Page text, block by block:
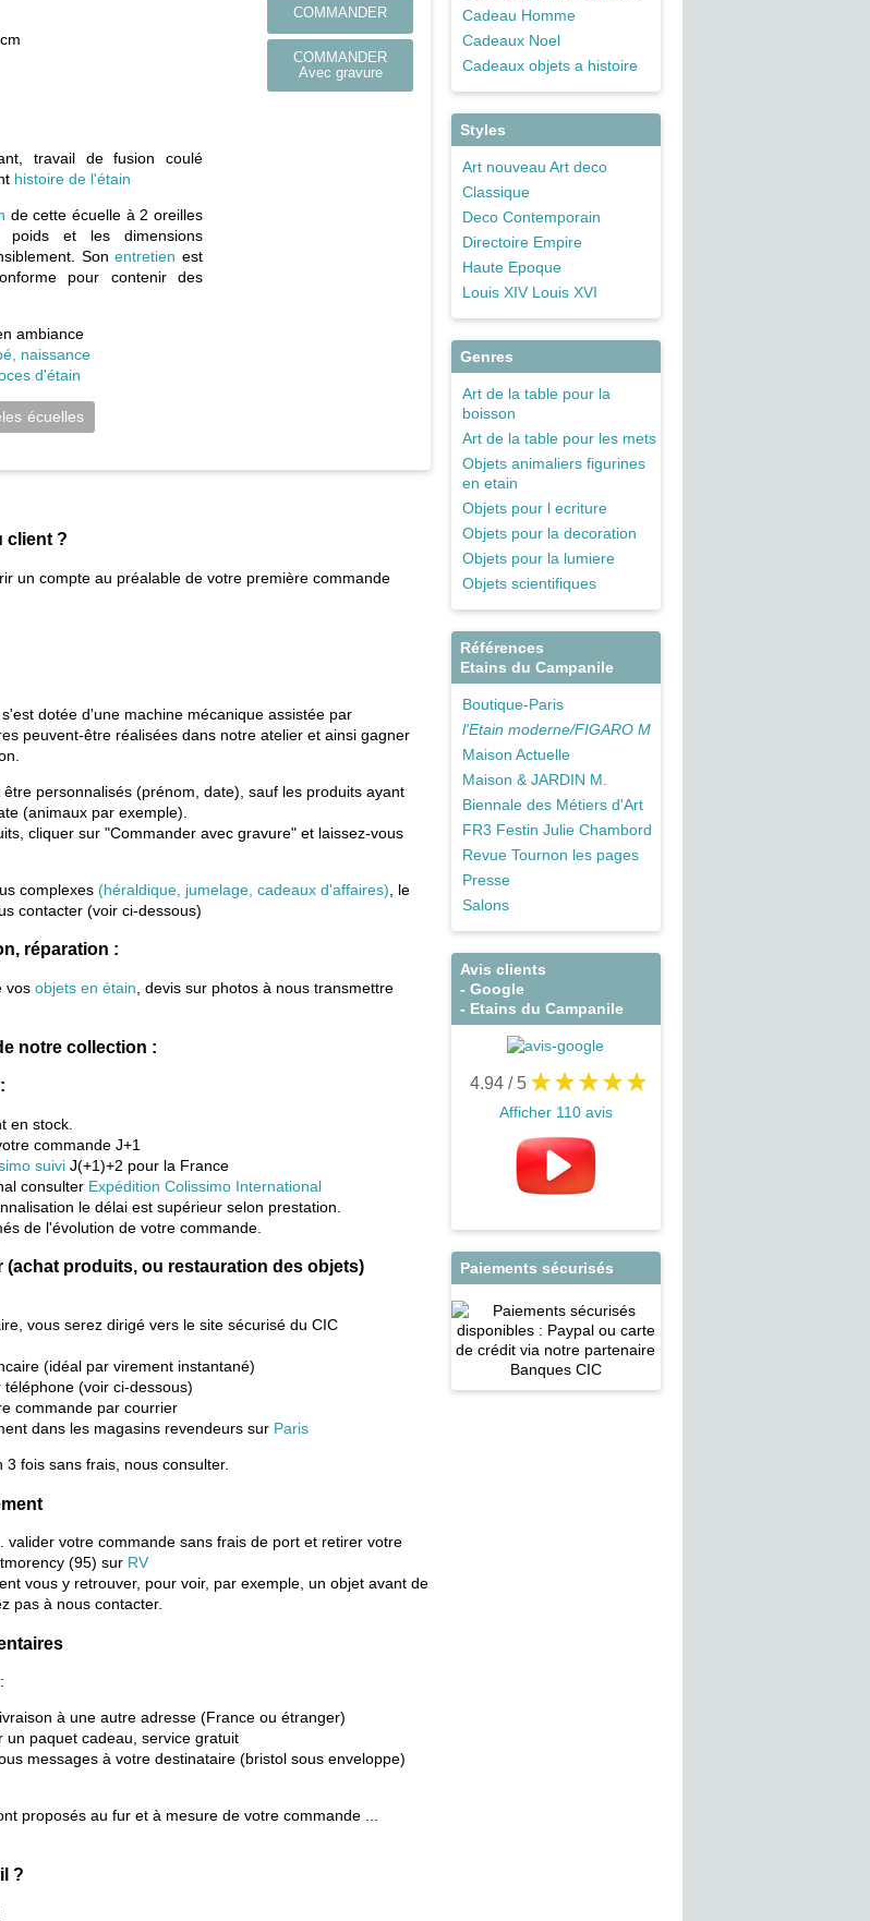
COMMANDER
COMMANDER
Avec gravure
travail de fusion coulé
histoire de l'étain
de cette écuelle à 2 oreilles
et les dimensions
Sonentretien est
pour contenir des
ambiance
naissance
d'étain
écuelles
client ?
un compte au préalable de votre première commande
dotée d'une machine mécanique assistée par
peuvent-être réalisées dans notre atelier et ainsi gagner
personnalisés (prénom, date), sauf les produits ayant
(animaux par exemple).
cliquer sur "Commander avec gravure" et laissez-vous
complexes (héraldique, jumelage, cadeaux d'affaires) , le
contacter (voir ci-dessous)
réparation :
vosobjets en étain , devis sur photos à nous transmettre
notre collection :
en stock.
commande J+1
suivi J(+1)+2 pour la France
consulter Expédition Colissimo International
le délai est supérieur selon prestation.
de l'évolution de votre commande.
(achat produits, ou restauration des objets)
vous serez dirigé vers le site sécurisé du CIC
(idéal par virement instantané)
(voir ci-dessous)
commande par courrier
dans les magasins revendeurs sur Paris
3 fois sans frais, nous consulter.
valider votre commande sans frais de port et retirer votre
(95) sur RV
vous y retrouver, pour voir, par exemple, un objet avant de
pas à nous contacter.
à une autre adresse (France ou étranger)
un paquet cadeau, service gratuit
messages à votre destinataire (bristol sous enveloppe)
proposés au fur et à mesure de votre commande ...
?
Cadeau Homme
Cadeaux Noel
Cadeaux objets a histoire
Styles
Art nouveau Art deco
Classique
Deco Contemporain
Directoire Empire
Haute Epoque
Louis XIV Louis XVI
Genres
Art de la table pour la
boisson
Art de la table pour les mets
Objets animaliers figurines
en etain
Objets pour l ecriture
Objets pour la decoration
Objets pour la lumiere
Objets scientifiques
Références
Etains du Campanile
Boutique-Paris
l'Etain moderne/FIGARO M
Maison Actuelle
Maison & JARDIN M.
Biennale des Métiers d'Art
FR3 Festin Julie Chambord
Revue Tournon les pages
Presse
Salons
Avis clients
- Google
- Etains du Campanile
4.94 / 5
Afficher 110 avis
Paiements sécurisés